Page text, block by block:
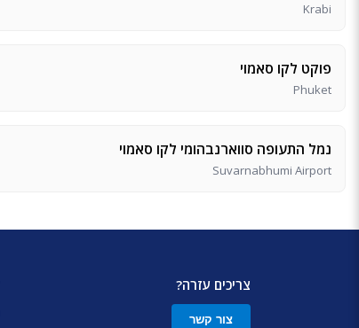
Krabi
פוקט לקו סאמוי
Phuket
נמל התעופה סווארנבהומי לקו סאמוי
Suvarnabhumi Airport
צריכים עזרה?
צור קשר